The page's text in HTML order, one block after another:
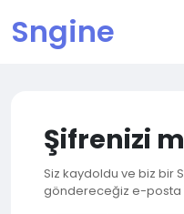
Sngine
Şifrenizi
Siz kaydoldu ve biz bir
göndereceğiz e-posta